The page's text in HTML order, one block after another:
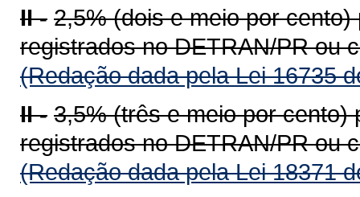
II - 2,5% (dois e meio por
registrados no DETRAN/PR ou
(Redação dada pela Lei 16735
II - 3,5% (três e meio por
registrados no DETRAN/PR ou
(Redação dada pela Lei 18371